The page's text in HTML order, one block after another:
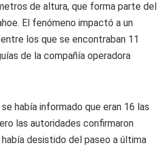
de altura, que forma parte del
El fenómeno impactó a un
los que se encontraban 11
de la compañía operadora
había informado que eran 16 las
las autoridades confirmaron
desistido del paseo a última